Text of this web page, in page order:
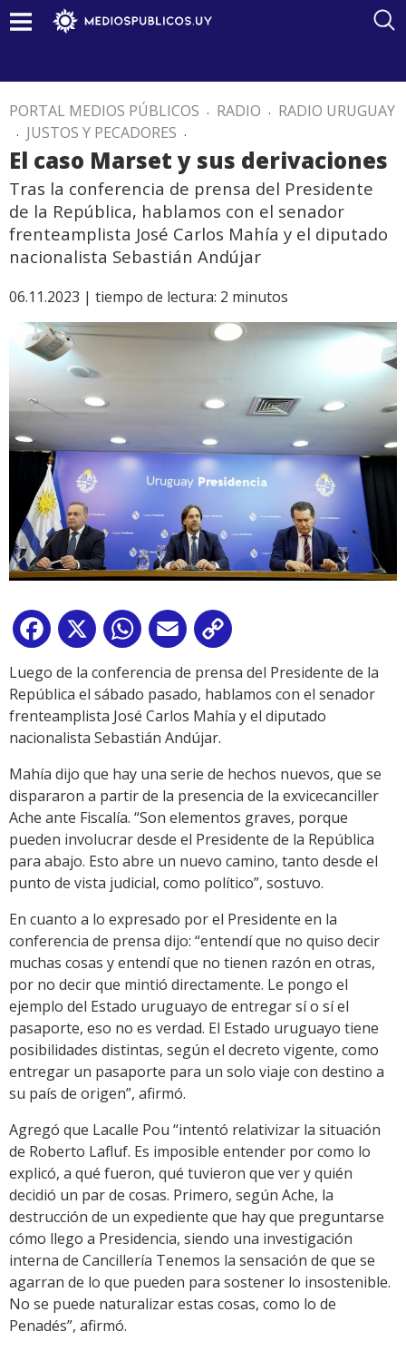
PORTAL MEDIOS PÚBLICOS . RADIO . RADIO URUGUAY
. JUSTOS Y PECADORES .
El caso Marset y sus derivaciones
Tras la conferencia de prensa del Presidente
de la República, hablamos con el senador
frenteamplista José Carlos Mahía y el diputado
nacionalista Sebastián Andújar
06.11.2023 | tiempo de lectura: 2 minutos
Facebook
X WhatsApp
Email
Link
Luego de la conferencia de prensa del Presidente de la
República el sábado pasado, hablamos con el senador
frenteamplista José Carlos Mahía y el diputado
nacionalista Sebastián Andújar.
Mahía dijo que hay una serie de hechos nuevos, que se
dispararon a partir de la presencia de la exvicecanciller
Ache ante Fiscalía. “Son elementos graves, porque
pueden involucrar desde el Presidente de la República
para abajo. Esto abre un nuevo camino, tanto desde el
punto de vista judicial, como político”, sostuvo.
En cuanto a lo expresado por el Presidente en la
conferencia de prensa dijo: “entendí que no quiso decir
muchas cosas y entendí que no tienen razón en otras,
por no decir que mintió directamente. Le pongo el
ejemplo del Estado uruguayo de entregar sí o sí el
pasaporte, eso no es verdad. El Estado uruguayo tiene
posibilidades distintas, según el decreto vigente, como
entregar un pasaporte para un solo viaje con destino a
su país de origen”, afirmó.
Agregó que Lacalle Pou “intentó relativizar la situación
de Roberto Lafluf. Es imposible entender por como lo
explicó, a qué fueron, qué tuvieron que ver y quién
decidió un par de cosas. Primero, según Ache, la
destrucción de un expediente que hay que preguntarse
cómo llego a Presidencia, siendo una investigación
interna de Cancillería Tenemos la sensación de que se
agarran de lo que pueden para sostener lo insostenible.
No se puede naturalizar estas cosas, como lo de
Penadés”, afirmó.